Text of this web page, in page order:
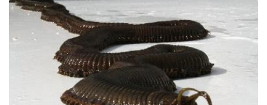
Témata
Témata
TV Program